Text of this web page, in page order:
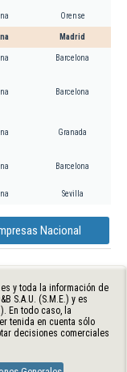
Orense
Madrid
Barcelona
Barcelona
Granada
Barcelona
Sevilla
Nacional
y toda la información de
S.A.U. (S.M.E.) y es
En todo caso, la
tenida en cuenta sólo
decisiones comerciales